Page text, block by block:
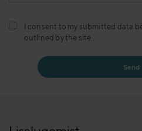
I consent to my submitted data
outlined by the site .